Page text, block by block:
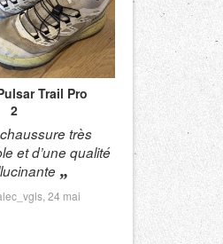
Trail Pro
2
très
et d’une qualité
24 mai